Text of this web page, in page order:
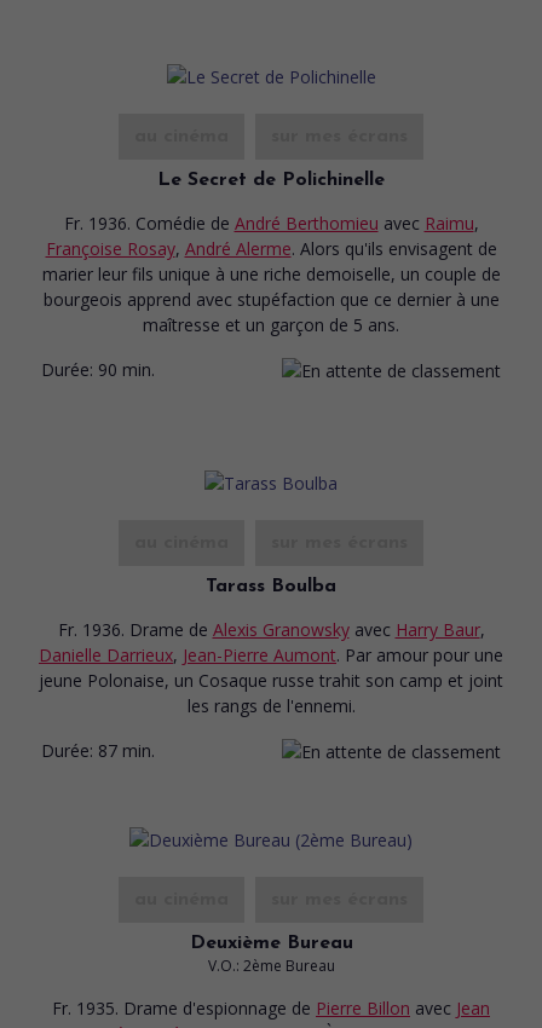
Le Secret de Polichinelle
Fr. 1936. Comédie de André Berthomieu avec Raimu,
Françoise Rosay, André Alerme. Alors qu'ils envisagent de
marier leur fils unique à une riche demoiselle, un couple de
bourgeois apprend avec stupéfaction que ce dernier à une
maîtresse et un garçon de 5 ans.
Durée: 90 min.
Tarass Boulba
Fr. 1936. Drame de Alexis Granowsky avec Harry Baur,
Danielle Darrieux, Jean-Pierre Aumont. Par amour pour une
jeune Polonaise, un Cosaque russe trahit son camp et joint
les rangs de l'ennemi.
Durée: 87 min.
Deuxième Bureau
V.O.: 2ème Bureau
Fr. 1935. Drame d'espionnage de Pierre Billon avec Jean